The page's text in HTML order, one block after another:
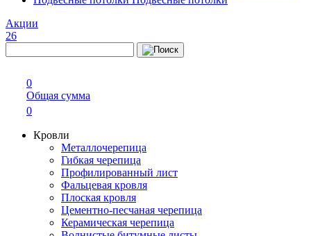
Акции
26
0
Общая сумма
0
Кровли
Металлочерепица
Гибкая черепица
Профилированный лист
Фальцевая кровля
Плоская кровля
Цементно-песчаная черепица
Керамическая черепица